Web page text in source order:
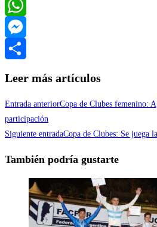
Twitter
WhatsApp
Messenger
Leer más artículos
Entrada anteriorCopa de Clubes femenino:
participación
Siguiente entradaCopa de Clubes: Se juega
También podría gustarte